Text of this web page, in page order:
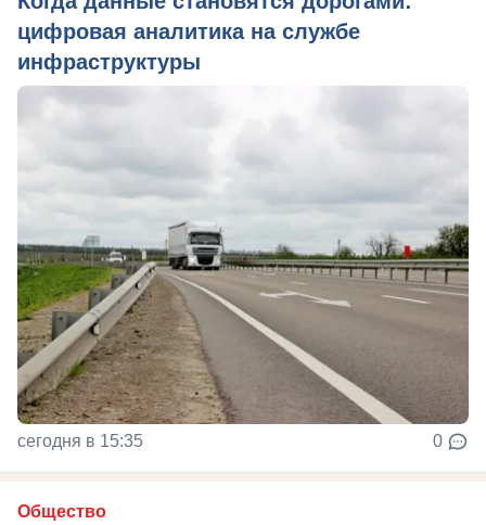
цифровая аналитика на службе
инфраструктуры
сегодня в 15:35 0
Общество